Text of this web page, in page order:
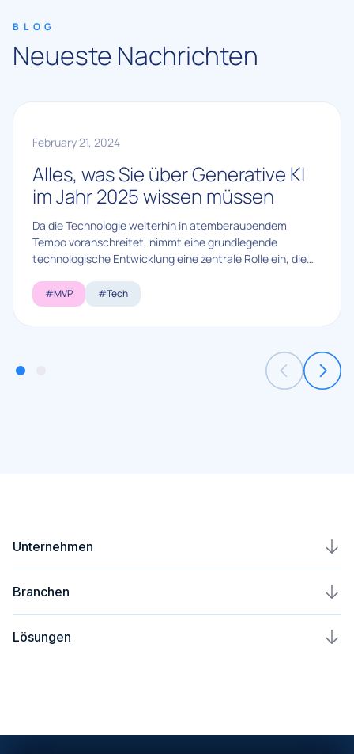
BLOG
Neueste Nachrichten
February 21, 2024
Alles, was Sie über Generative KI
im Jahr 2025 wissen müssen
Da die Technologie weiterhin in atemberaubendem
Tempo voranschreitet, nimmt eine grundlegende
technologische Entwicklung eine zentrale Rolle ein, die
möglich ist, weiterentwickelt: die generative KI.
#MVP #Tech
Unternehmen
Kontakt
Über uns
Branchen
Lösungen
Plavno Nova